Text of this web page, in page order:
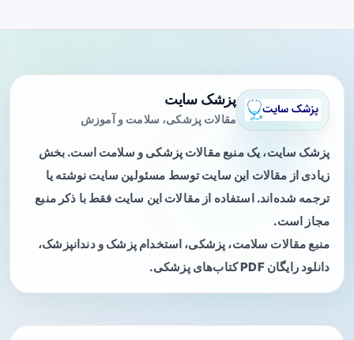
پزشک سایت
مقالات پزشکی، سلامت و آموزش
پزشک سایت، یک منبع مقالات پزشکی و سلامت است. بخش
زیادی از مقالات این سایت توسط مسئولین سایت نوشته یا
ترجمه شده‌اند. استفاده از مقالات این سایت فقط با ذکر منبع
مجاز است.
منبع مقالات سلامت، پزشکی، استخدام پزشک و دندانپزشک،
دانلود رایگان PDF کتاب‌های پزشکی.